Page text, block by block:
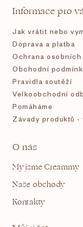
Informace pro
Jak vrátit nebo
Doprava a platba
Ochrana osobních
Obchodní
Pravidla soutěží
Velkoobchodní
Pomáháme
Závady produktů -
O nás
My jsme Creammy
Naše obchody
Kontakty